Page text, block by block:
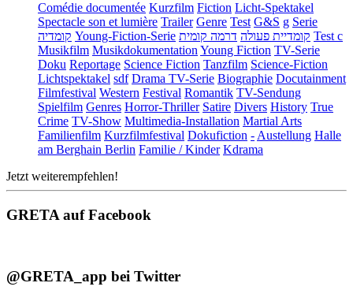
Comédie documentée Kurzfilm Fiction Licht-Spektakel
Spectacle son et lumière Trailer Genre Test G&S g Serie
קומדיה Young-Fiction-Serie קומדיית פעולה דרמה קומית
Test c
Musikfilm MusikdokumentationYoung Fiction TV-Serie
Doku Reportage Science Fiction Tanzfilm Science-Fiction
Lichtspektakel sdf Drama TV-Serie Biographie Docutainment
Filmfestival Western Festival Romantik TV-Sendung
Spielfilm Genres Horror-Thriller Satire Divers History True
Crime TV-Show Multimedia-Installation Martial Arts
Familienfilm Kurzfilmfestival Dokufiction -Austellung Halle
am Berghain Berlin Familie / Kinder Kdrama
Jetzt weiterempfehlen!
GRETA auf Facebook
@GRETA_app bei Twitter